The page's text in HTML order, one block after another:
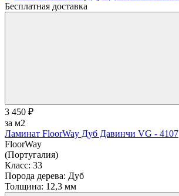
Бесплатная доставка
3 450 ₽
за м2
Ламинат FloorWay Дуб Давинчи VG - 4107
FloorWay
(Португалия)
Класс: 33
Порода дерева: Дуб
Толщина: 12,3 мм